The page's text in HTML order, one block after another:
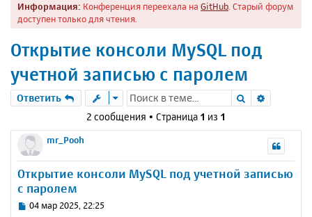
к
м
Информация: Конференция переехала на GitHub . Старый форум
доступен только для чтения.
Открытие консоли MySQL под
учетной записью с паролем
Ответить Поиск
2 сообщения • Страница 1 из 1
mr_Pooh
Открытие консоли MySQL под учетной записью
с паролем
С04 мар 2025, 22:25